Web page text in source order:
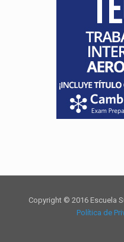
Copyright © 2016 Escuela
Política de